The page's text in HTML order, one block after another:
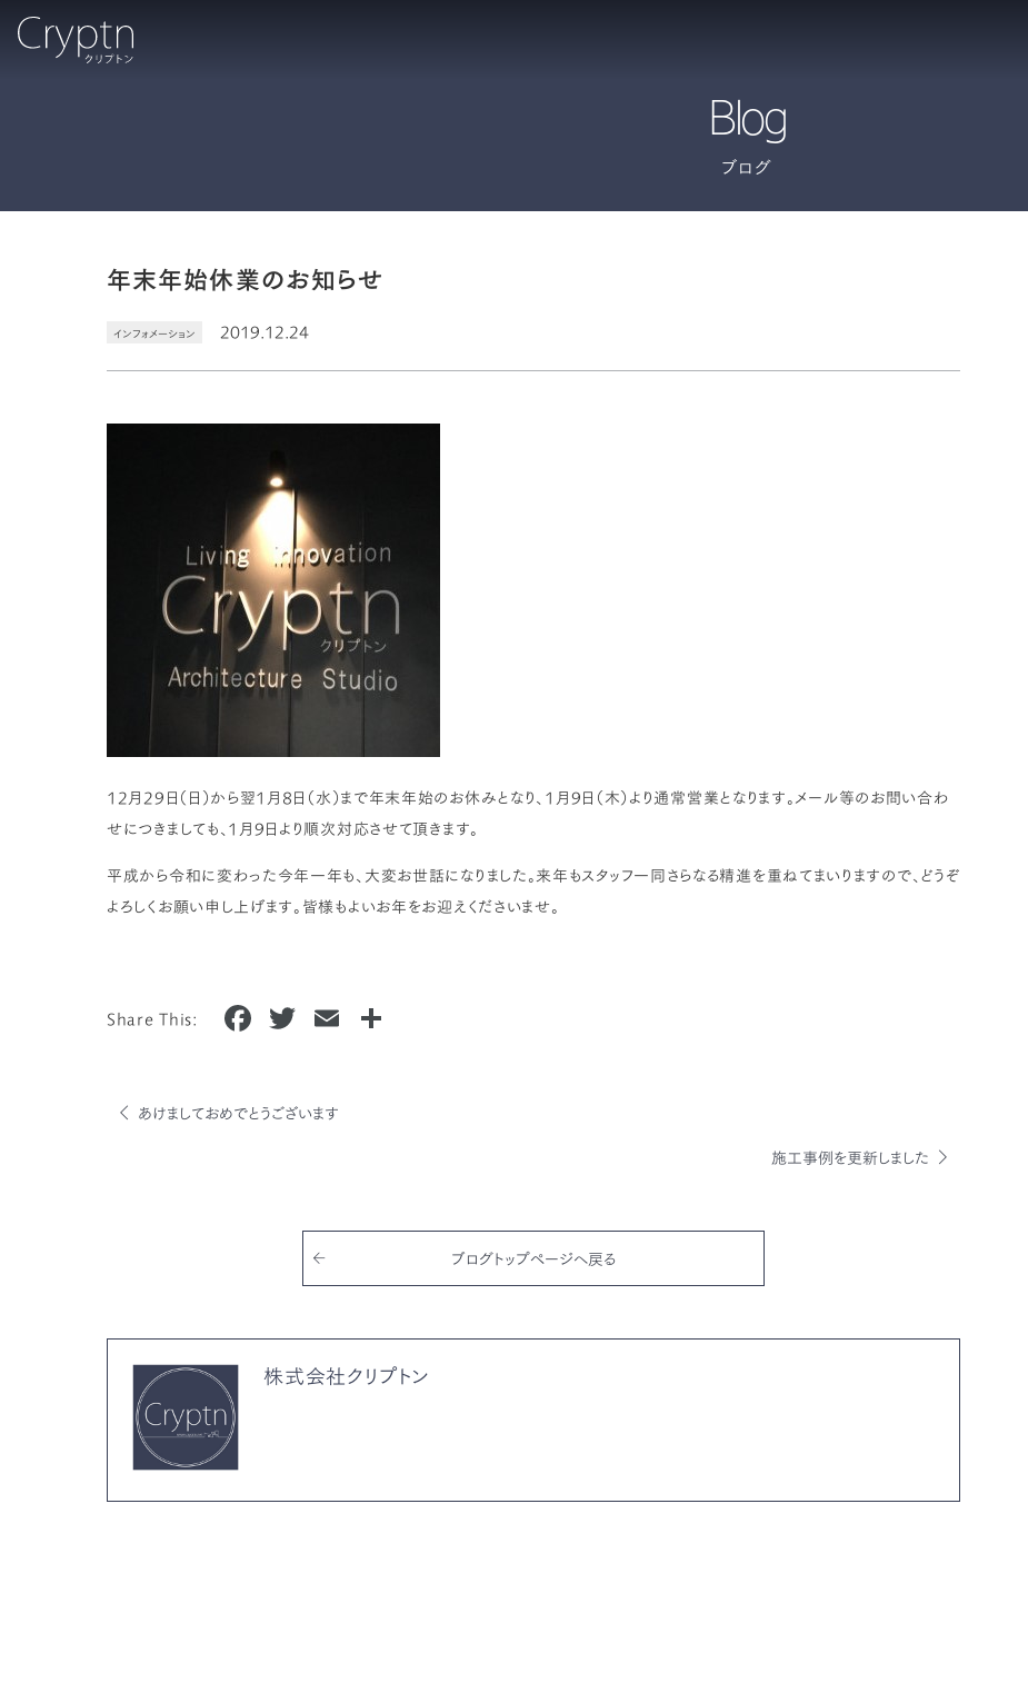
Blog
ブログ
年末年始休業のお知らせ
インフォメーション 2019.12.24
12月29日（日）から翌1月8日（水）まで年末年始のお休みとなり、1月9日（木）より通常営業となります。メール等のお問い合わ
せにつきましても、1月9日より順次対応させて頂きます。
平成から令和に変わった今年一年も、大変お世話になりました。来年もスタッフ一同さらなる精進を重ねてまいりますので、どうぞ
よろしくお願い申し上げます。皆様もよいお年をお迎えくださいませ。
Share This: F
e
T
te
E
あけましておめでとうございます
施工事例を更新しました
ブログトップページへ戻る
株式会社クリプトン